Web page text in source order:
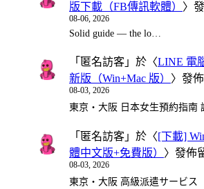
版下載（FB傳訊軟體）
〉
08-06, 2026
Solid guide — the lo…
「 匿名訪客 」於〈LINE 電
新版（Win+Mac 版） 〉發
08-03, 2026
東京・大阪 日本女生預約指南
「 匿名訪客 」於〈[下載]
體中文版+免費版） 〉發佈
08-03, 2026
東京・大阪 高級派遣サービス